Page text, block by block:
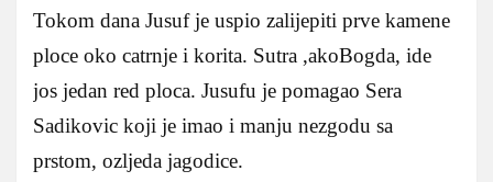
Tokom dana Jusuf je uspio zalijepiti prve kamene
ploce oko catrnje i korita. Sutra ,akoBogda, ide
jos jedan red ploca. Jusufu je pomagao Sera
Sadikovic koji je imao i manju nezgodu sa
prstom, ozljeda jagodice.